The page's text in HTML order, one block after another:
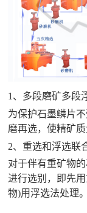
1、多段磨矿多段
为保护石墨鳞片
磨再选，使精矿质
2、重选和浮选联
对于伴有重矿物
进行选别，即先
物)用浮选法处理。